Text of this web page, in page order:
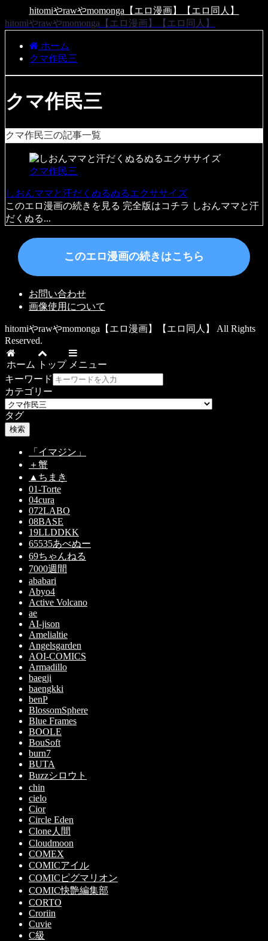
hitomiやrawやmomonga【エロ漫画】【エロ同人】
hitomiやrawやmomonga【エロ漫画】【エロ同人】
ホーム
クマ作民三
クマ作民三
クマ作民三の記事一覧
クマ作民三
しおんママと汗だくぬるぬるエクササイズ
このエロ漫画の続きを見る 完全版はコチラ しおんママと汗
だくぬる...
このエロ漫画の続きはこちら
お問い合わせ
画像使用について
hitomiやrawやmomonga【エロ漫画】【エロ同人】 All Rights
Reserved.
ホーム トップ メニュー
キーワード
カテゴリー
タグ
検索
「イマジン」
＋蟹
▲ちまき
01-Torte
04cura
072LABO
08BASE
19LLDDKK
65535あべぬー
69ちゃんねる
7000週間
ababari
Abyo4
Active Volcano
ae
AI-jison
Amelialtie
Angelsgarden
AOI-COMICS
Armadillo
baegji
baengkki
benP
BlossomSphere
Blue Frames
BOOLE
BouSoft
burn7
BUTA
Buzzシロウト
chin
cielo
Cior
Circle Eden
Clone人間
Cloudmoon
COMEX
COMICアイル
COMICピグマリオン
COMIC快艶編集部
CORTO
Croriin
Cuvie
C級